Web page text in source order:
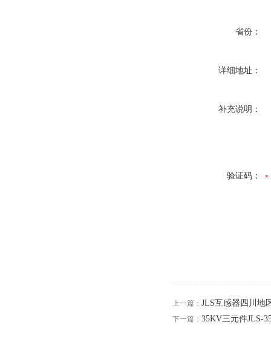
省份：
详细地址：
补充说明：
验证码：
上一篇： JLS互感器四川地
下一篇： 35KV三元件JLS-